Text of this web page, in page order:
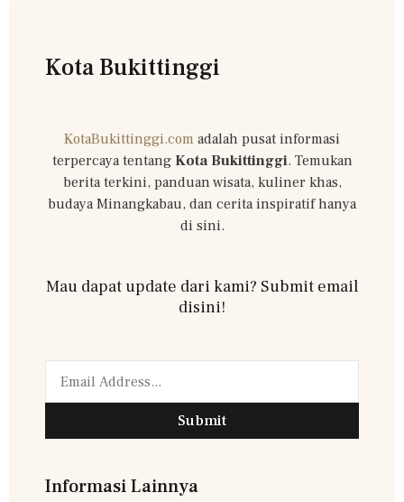
Kota Bukittinggi
KotaBukittinggi.com adalah pusat informasi
terpercaya tentang Kota Bukittinggi. Temukan
berita terkini, panduan wisata, kuliner khas,
budaya Minangkabau, dan cerita inspiratif hanya
di sini.
Mau dapat update dari kami? Submit email
disini!
Submit
Informasi Lainnya